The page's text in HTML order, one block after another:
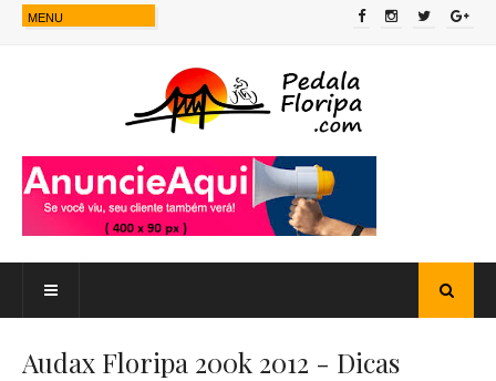
Audax Floripa 200k 2012 - Dicas